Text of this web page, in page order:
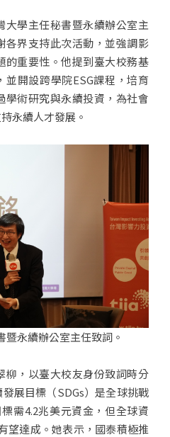
大學主任秘書暨永續辦公室主
各界支持此次活動，並強調影
的重要性。他提到臺大校務基
開設跨學院ESG課程，培育
學術研究與永續投資，為社會
永續人才發展。
暨永續辦公室主任致詞。
柳，以臺大校友身份致詞時分
展目標（SDGs）是全球挑戰
需4.2兆美元資金，但全球資
望達成。她表示，國泰積極推